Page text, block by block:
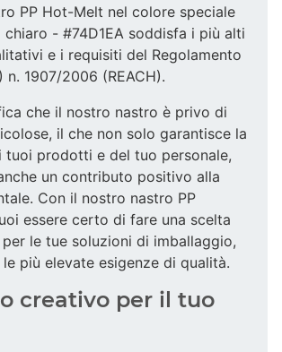
PP Hot-Melt nel colore speciale
- #74D1EA soddisfa i più alti
e i requisiti del Regolamento
n. 1907/2006 (REACH).
che il nostro nastro è privo di
il che non solo garantisce la
tuoi prodotti e del tuo personale,
un contributo positivo alla
Con il nostro nastro PP
essere certo di fare una scelta
le tue soluzioni di imballaggio,
più elevate esigenze di qualità.
creativo per il tuo